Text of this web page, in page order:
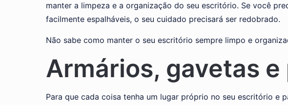
manter a limpeza e a organização do seu escritório. Se você
facilmente espalháveis, o seu cuidado precisará ser redobrado.
Não sabe como manter o seu escritório sempre limpo e
Armários, gavetas
Para que cada coisa tenha um lugar próprio no seu escritório e